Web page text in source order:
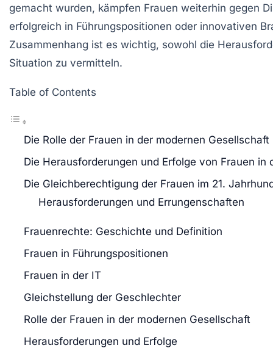
gemacht wurden, kämpfen Frauen weiterhin gegen
erfolgreich in Führungspositionen oder innovativen
Zusammenhang ist es wichtig, sowohl die
Situation zu vermitteln.
Table of Contents
Die Rolle der Frauen in der modernen Gesellschaft
Die Herausforderungen und Erfolge von Frauen in
Die Gleichberechtigung der Frauen im 21.
Herausforderungen und Errungenschaften
Frauenrechte: Geschichte und Definition
Frauen in Führungspositionen
Frauen in der IT
Gleichstellung der Geschlechter
Rolle der Frauen in der modernen Gesellschaft
Herausforderungen und Erfolge